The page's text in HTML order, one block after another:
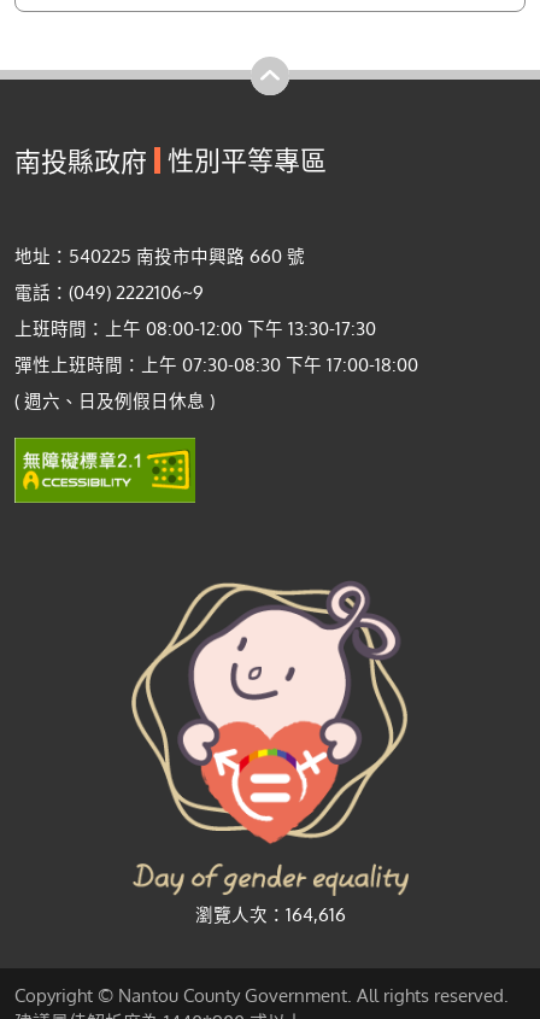
南投縣政府 性別平等專區
地址：540225 南投市中興路 660 號
電話：(049) 2222106~9
上班時間：上午 08:00-12:00 下午 13:30-17:30
彈性上班時間：上午 07:30-08:30 下午 17:00-18:00
( 週六、日及例假日休息 )
瀏覽人次：164,616
Copyright © Nantou County Government. All rights reserved.